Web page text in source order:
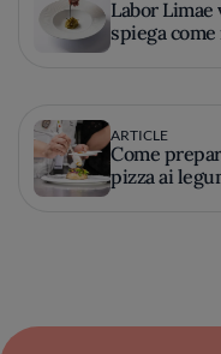
Labor Limae
spiega
ARTICLE
Come
pizza ai